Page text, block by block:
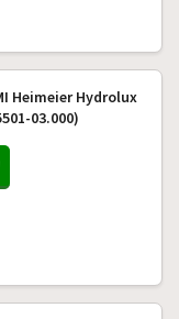
Heimeier Hydrolux
03.000)